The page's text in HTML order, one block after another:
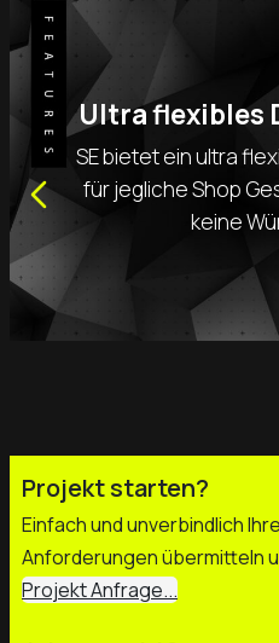
Ultra flexibles
SE bietet ein ultra
für jegliche Shop
keine
Projekt starten?
Einfach und unverbindlich
Anforderungen übermitteln
Projekt Anfrage...